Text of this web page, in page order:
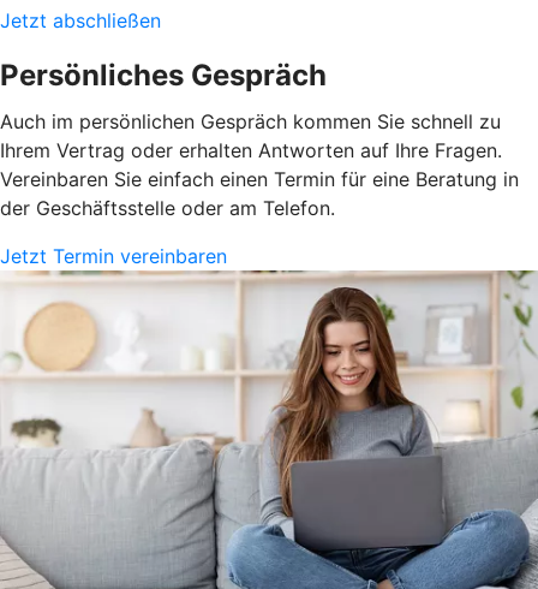
Jetzt abschließen
Persönliches Gespräch
Auch im persönlichen Gespräch kommen Sie schnell zu
Ihrem Vertrag oder erhalten Antworten auf Ihre Fragen.
Vereinbaren Sie einfach einen Termin für eine Beratung in
der Geschäftsstelle oder am Telefon.
Jetzt Termin vereinbaren